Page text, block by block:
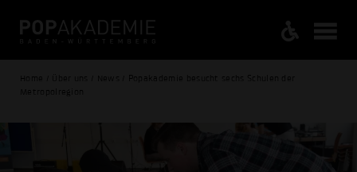
Home / Über uns / News / Popakademie besucht sechs Schulen der
Metropolregion